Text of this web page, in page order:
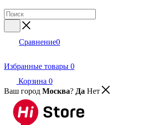
Сравнение0
Избранные товары 0
Корзина 0
Ваш город Москва? Да Нет